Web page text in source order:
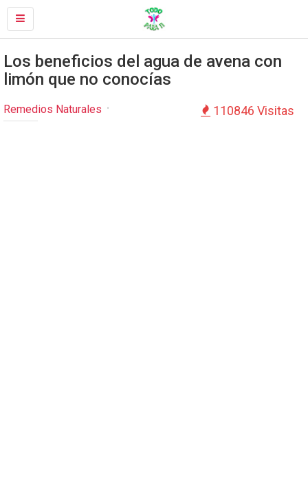
Los beneficios del agua de avena con
limón que no conocías
Remedios Naturales 110846 Visitas